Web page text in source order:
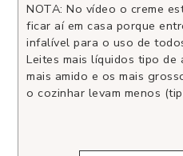
NOTA: No vídeo o creme
ficar aí em casa porque
infalível para o uso de
Leites mais líquidos tipo de
mais amido e os mais
o cozinhar levam menos